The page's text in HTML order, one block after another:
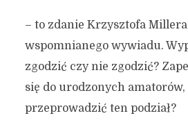
– to zdanie Krzysztofa Millera
wspomnianego wywiadu.
zgodzić czy nie zgodzić?
się do urodzonych
przeprowadzić ten podział?